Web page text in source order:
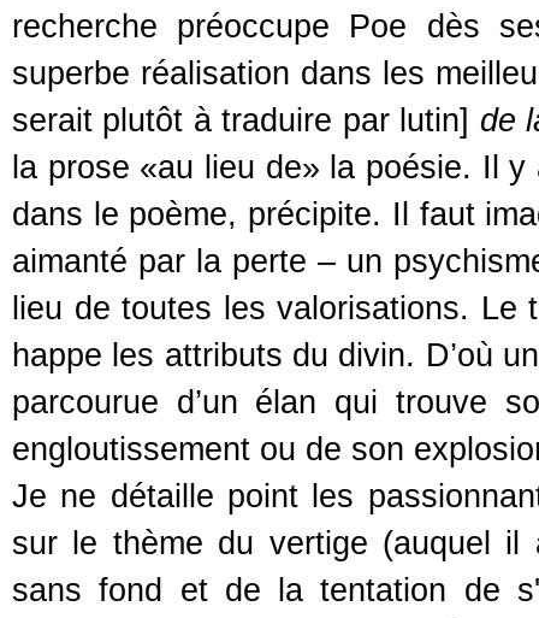
recherche préoccupe Poe dès
superbe réalisation dans les
serait plutôt à traduire par lutin] de
la prose «au lieu de» la poésie. Il
dans le poème, précipite. Il faut
aimanté par la perte – un
lieu de toutes les valorisations.
happe les attributs du divin. D’où
parcourue d’un élan qui trouve
engloutissement ou de son
Je ne détaille point les
sur le thème du vertige (auquel il
sans fond et de la tentation de